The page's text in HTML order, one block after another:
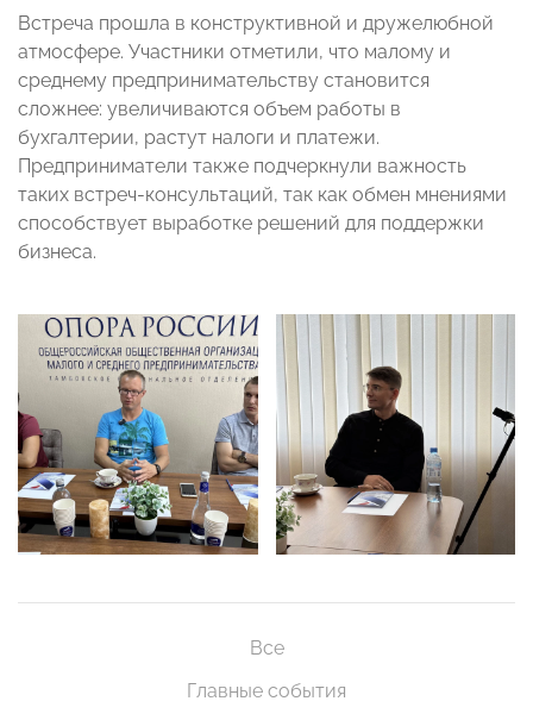
Встреча прошла в конструктивной и дружелюбной
атмосфере. Участники отметили, что малому и
среднему предпринимательству становится
сложнее: увеличиваются объем работы в
бухгалтерии, растут налоги и платежи.
Предприниматели также подчеркнули важность
таких встреч-консультаций, так как обмен мнениями
способствует выработке решений для поддержки
бизнеса.
Все
Главные события